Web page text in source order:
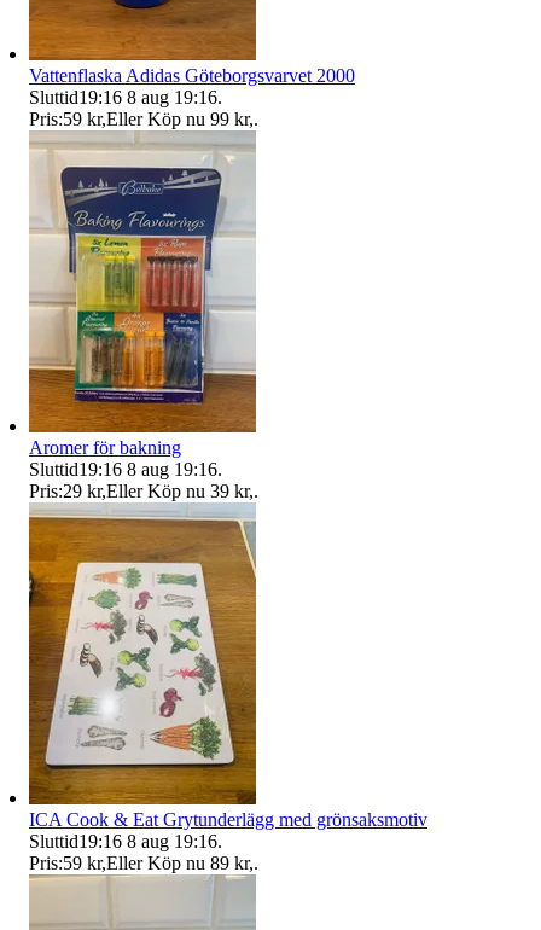
Vattenflaska Adidas Göteborgsvarvet 2000
Sluttid19:16 8 aug 19:16.
Pris:59 kr,Eller Köp nu 99 kr,.
Aromer för bakning
Sluttid19:16 8 aug 19:16.
Pris:29 kr,Eller Köp nu 39 kr,.
ICA Cook & Eat Grytunderlägg med grönsaksmotiv
Sluttid19:16 8 aug 19:16.
Pris:59 kr,Eller Köp nu 89 kr,.